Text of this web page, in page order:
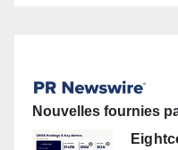
Nouvelles fournies